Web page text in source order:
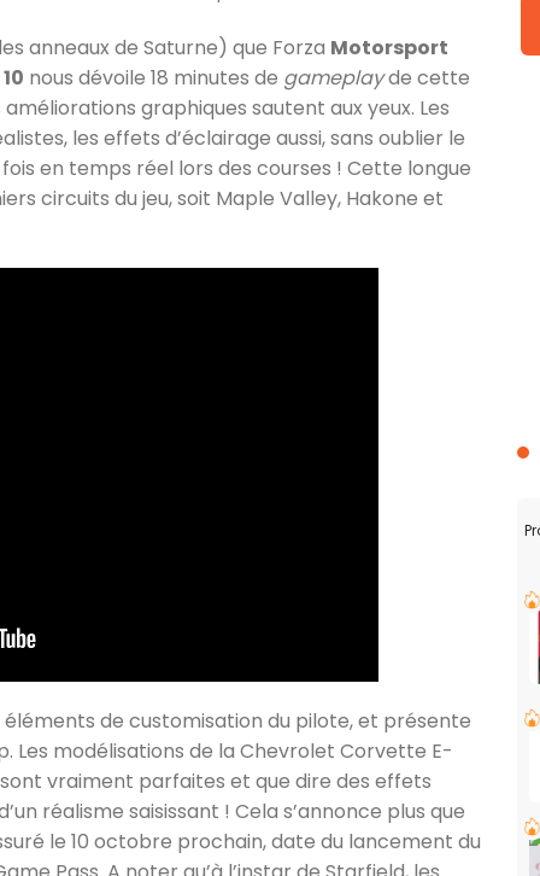
anneaux de Saturne) que Forza Motorsport
nous dévoile 18 minutes de gameplayde cette
graphiques sautent aux yeux. Les
les effets d’éclairage aussi, sans oublier le
en temps réel lors des courses ! Cette longue
circuits du jeu, soit Maple Valley, Hakone et
éléments de customisation du pilote, et présente
Les modélisations de la Chevrolet Corvette E-
vraiment parfaites et que dire des effets
réalisme saisissant ! Cela s’annonce plus que
le 10 octobre prochain, date du lancement du